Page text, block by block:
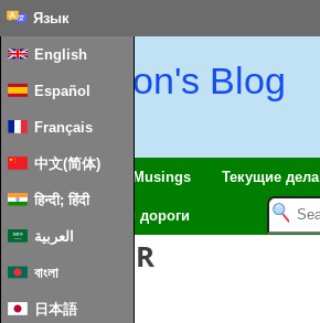
Язык
English
Español
Français
中文(简体)
हिन्दी; हिंदी
العربية
বাংলা
日本語
Jon's Blog
Путешествия Musings Текущие дела
Модель железной дороги
Теги: LNER